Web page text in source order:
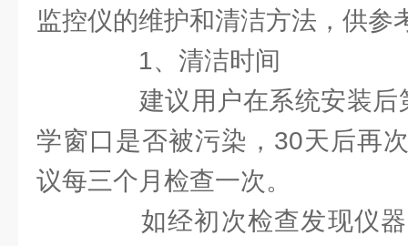
监控仪的维护和清洁方法，供参
1、清洁时间
建议用户在系统安装后
学窗口是否被污染，30天后再
议每三个月检查一次。
如经初次检查发现仪器